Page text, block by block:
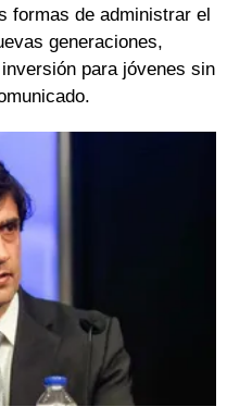
formas de administrar el
generaciones,
para jóvenes sin